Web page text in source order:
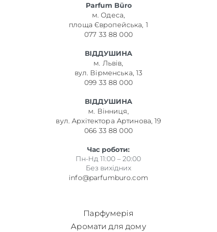
Parfum Büro
м. Одеса,
площа Європейська, 1
077 33 88 000
ВІДДУШИНА
м. Львів,
вул. Вірменська, 13
099 33 88 000
ВІДДУШИНА
м. Вінниця,
вул. Архітектора Артинова, 19
066 33 88 000
Час роботи:
Пн-Нд 11:00 – 20:00
Без вихідних
info@parfumburo.com
Парфумерія
Аромати для дому